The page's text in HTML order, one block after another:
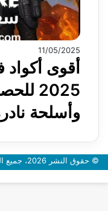
11/05/2025
أقوى أكواد
وأسلحة
© حقوق النشر 2026، جميع الحقوق محفوظة بوابة سعودي اون